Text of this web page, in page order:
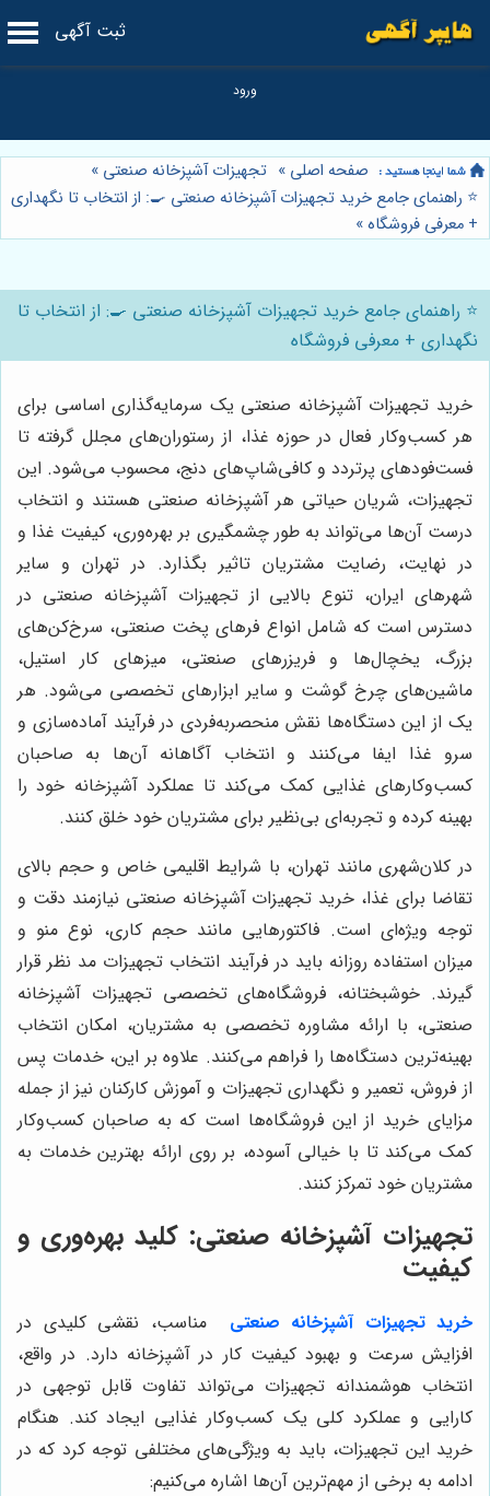
ثبت آگهی
صفحه اصلی » تجهیزات آشپزخانه صنعتی »
⭐️ راهنمای جامع خرید تجهیزات آشپزخانه صنعتی 🍳: از انتخاب تا نگهداری
+ معرفی فروشگاه»
⭐️ راهنمای جامع خرید تجهیزات آشپزخانه صنعتی 🍳: از انتخاب تا
نگهداری + معرفی فروشگاه
خرید تجهیزات آشپزخانه صنعتی یک سرمایه‌گذاری اساسی برای
هر کسب‌وکار فعال در حوزه غذا، از رستوران‌های مجلل گرفته تا
فست‌فودهای پرتردد و کافی‌شاپ‌های دنج، محسوب می‌شود. این
تجهیزات، شریان حیاتی هر آشپزخانه صنعتی هستند و انتخاب
درست آن‌ها می‌تواند به طور چشمگیری بر بهره‌وری، کیفیت غذا و
در نهایت، رضایت مشتریان تاثیر بگذارد. در تهران و سایر
شهرهای ایران، تنوع بالایی از تجهیزات آشپزخانه صنعتی در
دسترس است که شامل انواع فرهای پخت صنعتی، سرخ‌کن‌های
بزرگ، یخچال‌ها و فریزرهای صنعتی، میزهای کار استیل،
ماشین‌های چرخ گوشت و سایر ابزارهای تخصصی می‌شود. هر
یک از این دستگاه‌ها نقش منحصربه‌فردی در فرآیند آماده‌سازی و
سرو غذا ایفا می‌کنند و انتخاب آگاهانه آن‌ها به صاحبان
کسب‌وکارهای غذایی کمک می‌کند تا عملکرد آشپزخانه خود را
بهینه کرده و تجربه‌ای بی‌نظیر برای مشتریان خود خلق کنند.
در کلان‌شهری مانند تهران، با شرایط اقلیمی خاص و حجم بالای
تقاضا برای غذا، خرید تجهیزات آشپزخانه صنعتی نیازمند دقت و
توجه ویژه‌ای است. فاکتورهایی مانند حجم کاری، نوع منو و
میزان استفاده روزانه باید در فرآیند انتخاب تجهیزات مد نظر قرار
گیرند. خوشبختانه، فروشگاه‌های تخصصی تجهیزات آشپزخانه
صنعتی، با ارائه مشاوره تخصصی به مشتریان، امکان انتخاب
بهینه‌ترین دستگاه‌ها را فراهم می‌کنند. علاوه بر این، خدمات پس
از فروش، تعمیر و نگهداری تجهیزات و آموزش کارکنان نیز از جمله
مزایای خرید از این فروشگاه‌ها است که به صاحبان کسب‌وکار
کمک می‌کند تا با خیالی آسوده، بر روی ارائه بهترین خدمات به
مشتریان خود تمرکز کنند.
تجهیزات آشپزخانه صنعتی: کلید بهره‌وری و
کیفیت
خرید تجهیزات آشپزخانه صنعتی
مناسب، نقشی کلیدی در
افزایش سرعت و بهبود کیفیت کار در آشپزخانه دارد. در واقع،
انتخاب هوشمندانه تجهیزات می‌تواند تفاوت قابل توجهی در
کارایی و عملکرد کلی یک کسب‌وکار غذایی ایجاد کند. هنگام
خرید این تجهیزات، باید به ویژگی‌های مختلفی توجه کرد که در
ادامه به برخی از مهم‌ترین آن‌ها اشاره می‌کنیم: